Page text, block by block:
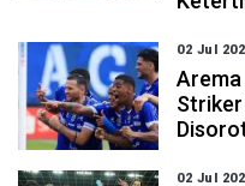
02 Jul
02 Jul